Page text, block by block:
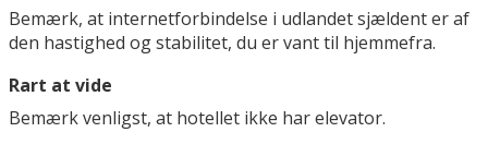
Bemærk, at internetforbindelse i udlandet sjældent er af
den hastighed og stabilitet, du er vant til hjemmefra.
Rart at vide
Bemærk venligst, at hotellet ikke har elevator.